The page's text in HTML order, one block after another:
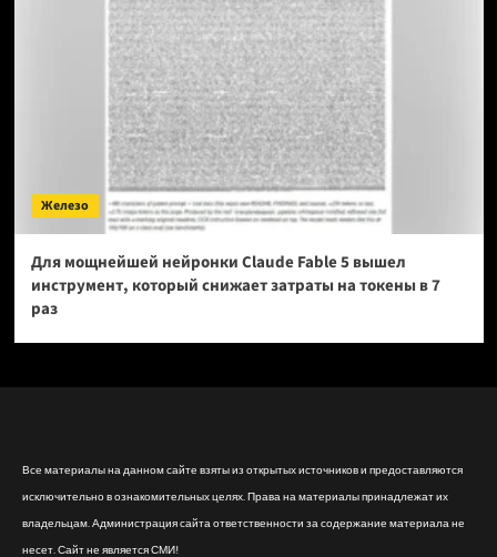
Железо
Для мощнейшей нейронки Claude Fable 5 вышел
инструмент, который снижает затраты на токены в 7
раз
Все материалы на данном сайте взяты из открытых источников и предоставляются
исключительно в ознакомительных целях. Права на материалы принадлежат их
владельцам. Администрация сайта ответственности за содержание материала не
несет. Сайт не является СМИ!